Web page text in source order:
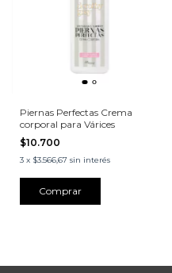
Piernas Perfectas Crema
corporal para Várices
$10.700
3 x $3.566,67 sin interés